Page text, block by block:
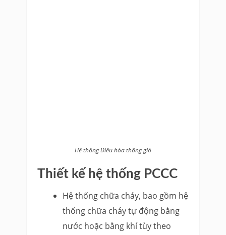
Hệ thống Điều hòa thông gió
Thiết kế hệ thống PCCC
Hệ thống chữa cháy, bao gồm hệ
thống chữa cháy tự động bằng
nước hoặc bằng khí tùy theo